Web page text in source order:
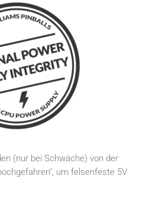
(nur bei Schwäche) von der
um felsenfeste 5V